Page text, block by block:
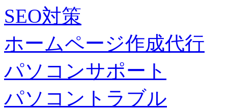
SEO対策
ホームページ作成代行
パソコンサポート
パソコントラブル